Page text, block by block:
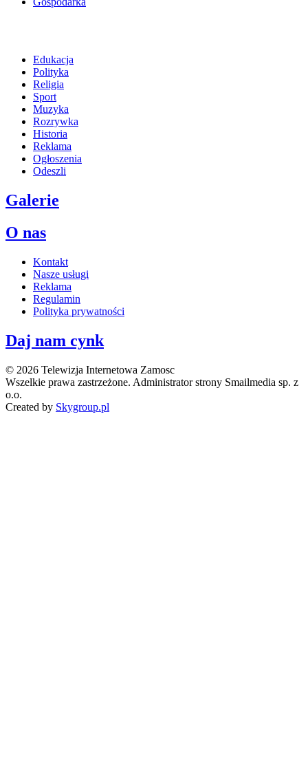
Edukacja
Polityka
Religia
Sport
Muzyka
Rozrywka
Historia
Reklama
Ogłoszenia
Odeszli
Galerie
O nas
Kontakt
Nasze usługi
Reklama
Regulamin
Polityka prywatności
Daj nam cynk
© 2026 Telewizja Internetowa Zamosc
Wszelkie prawa zastrzeżone. Administrator strony Smailmedia sp. z
o.o.
Created by Skygroup.pl